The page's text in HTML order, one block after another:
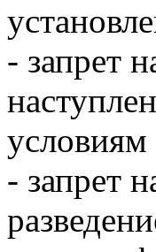
- запрет
- запрет